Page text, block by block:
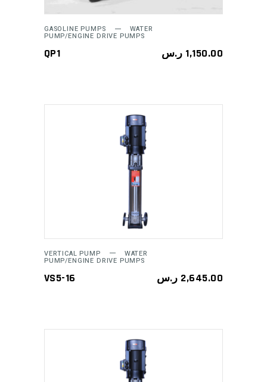
GASOLINE PUMPS WATER
PUMP/ENGINE DRIVE PUMPS
QP1 1,150.00 ر.س
ADD TO CART
VERTICAL PUMP WATER
PUMP/ENGINE DRIVE PUMPS
VS5-16 2,645.00 ر.س